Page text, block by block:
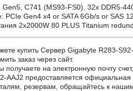
C741 (MS93-FS0), 32x DDR5-
PCIe Gen4 x4 or SATA 6Gb/s or SAS
2x2000W 80 PLUS Titanium
Сервер Gigabyte R283-S92-
заказ через сайт.
на электронную почту
предоставляется официальная
резервам, обращайтесь к